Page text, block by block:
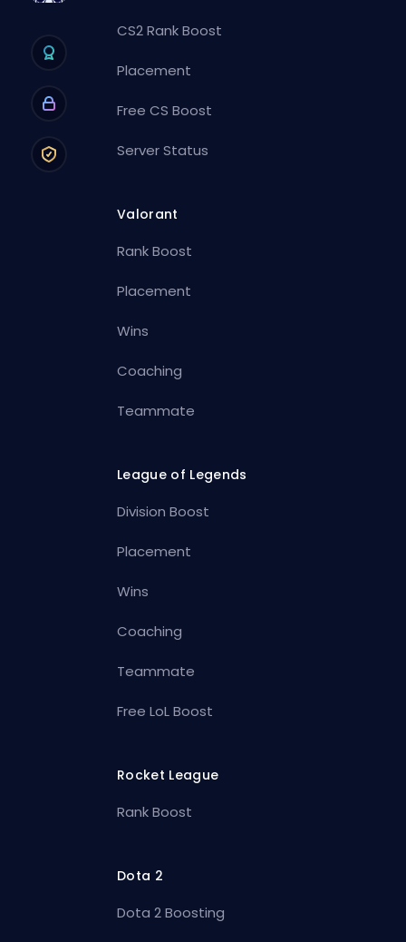
CS2 Rank Boost
Placement
Free CS Boost
Server Status
Valorant
Rank Boost
Placement
Wins
Coaching
Teammate
League of Legends
Division Boost
Placement
Wins
Coaching
Teammate
Free LoL Boost
Rocket League
Rank Boost
Dota 2
Dota 2 Boosting